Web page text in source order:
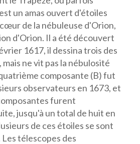
un amas ouvert d'étoiles
de la nébuleuse d'Orion,
d'Orion. Il a été découvert
1617, il dessina trois des
ne vit pas la nébulosité
composante (B) fut
observateurs en 1673, et
furent
jusqu'à un total de huit en
de ces étoiles se sont
télescopes des